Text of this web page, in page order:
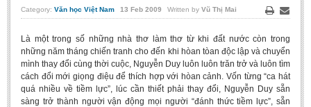
Department of Foreign Literatures and Comparative Literature
Department of Arts Studies
Center of Sinology and Nom Studies
Images - Events
PrintEmail
Category: Văn học Việt Nam 13 Feb 2009 Written by Vũ Thị Mai
Là một trong số những nhà thơ làm thơ từ khi đất nước còn trong
những năm tháng chiến tranh cho đến khi hòan tòan độc lập và chuyển
mình thay đổi cùng thời cuộc, Nguyễn Duy luôn luôn trăn trở và luôn tìm
cách đổi mới giọng điệu để thích hợp với hòan cảnh. Vốn từng “ca hát
quá nhiều về tiềm lực”, lúc cần thiết phải thay đổi, Nguyễn Duy sẵn
sàng trở thành người vận động mọi người “đánh thức tiềm lực”, sẵn